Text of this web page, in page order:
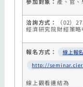
洽詢方式： （02）
經濟研究院財經策略
報名方式： 線上報名
http://
線上觀看連結為